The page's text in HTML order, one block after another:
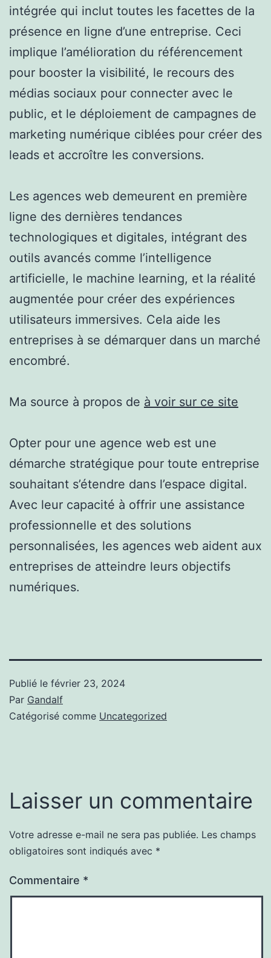
intégrée qui inclut toutes les facettes de la
présence en ligne d’une entreprise. Ceci
implique l’amélioration du référencement
pour booster la visibilité, le recours des
médias sociaux pour connecter avec le
public, et le déploiement de campagnes de
marketing numérique ciblées pour créer des
leads et accroître les conversions.
Les agences web demeurent en première
ligne des dernières tendances
technologiques et digitales, intégrant des
outils avancés comme l’intelligence
artificielle, le machine learning, et la réalité
augmentée pour créer des expériences
utilisateurs immersives. Cela aide les
entreprises à se démarquer dans un marché
encombré.
Ma source à propos de à voir sur ce site
Opter pour une agence web est une
démarche stratégique pour toute entreprise
souhaitant s’étendre dans l’espace digital.
Avec leur capacité à offrir une assistance
professionnelle et des solutions
personnalisées, les agences web aident aux
entreprises de atteindre leurs objectifs
numériques.
Publié le février 23, 2024
Par Gandalf
Catégorisé comme Uncategorized
Laisser un commentaire
Votre adresse e-mail ne sera pas publiée. Les champs
obligatoires sont indiqués avec *
Commentaire *